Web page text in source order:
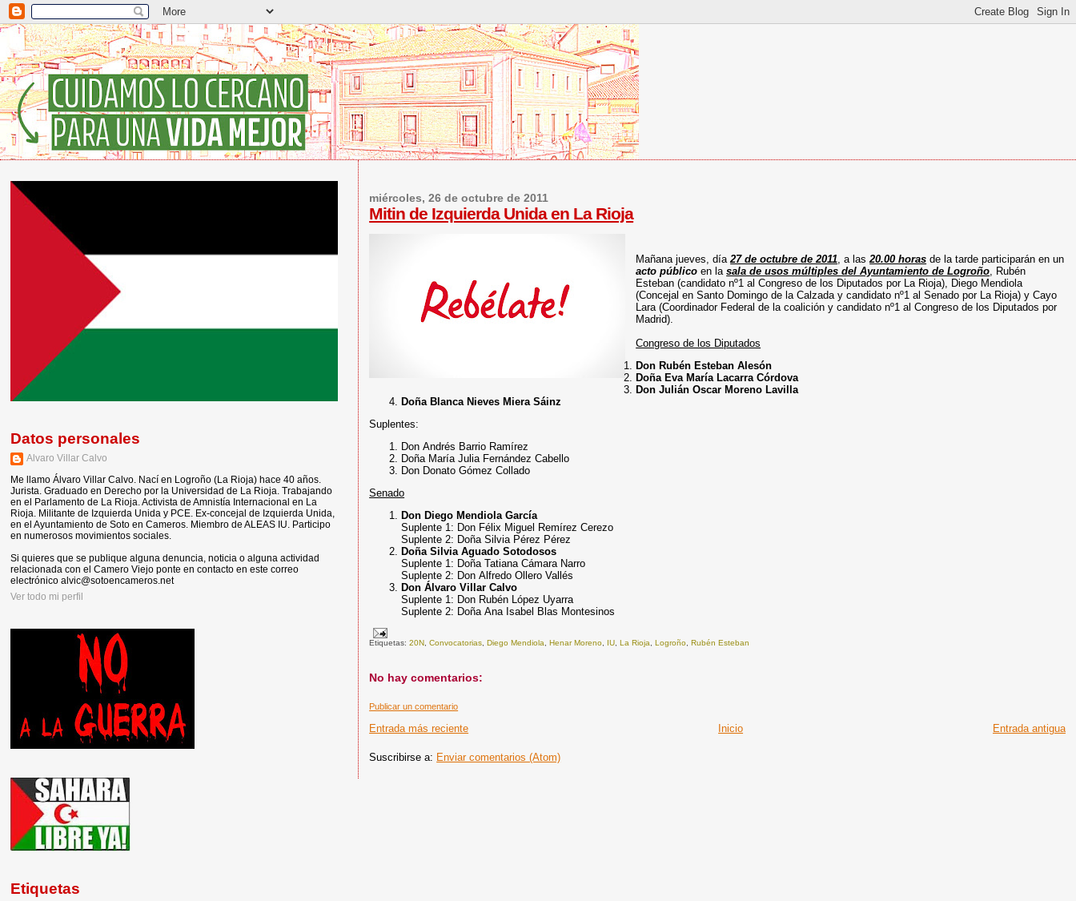
miércoles, 26 de octubre de 2011
Mitin de Izquierda Unida en La Rioja
Mañana jueves, día27 de octubre de 2011, a las20.00 horas de la tarde participarán en un
acto público en lasala de usos múltiples del Ayuntamiento de Logroño, Rubén
Esteban (candidato nº1 al Congreso de los Diputados por La Rioja), Diego Mendiola
(Concejal en Santo Domingo de la Calzada y candidato nº1 al Senado por La Rioja) y Cayo
Lara (Coordinador Federal de la coalición y candidato nº1 al Congreso de los Diputados por
Madrid).
Congreso de los Diputados
Don Rubén Esteban Alesón
Doña Eva María Lacarra Córdova
Don Julián Oscar Moreno Lavilla
Doña Blanca Nieves Miera Sáinz
Suplentes:
Don Andrés Barrio Ramírez
Doña María Julia Fernández Cabello
Don Donato Gómez Collado
Senado
Don Diego Mendiola García
Suplente 1: Don Félix Miguel Remírez Cerezo
Suplente 2: Doña Silvia Pérez Pérez
Doña Silvia Aguado Sotodosos
Suplente 1: Doña Tatiana Cámara Narro
Suplente 2: Don Alfredo Ollero Vallés
Don Álvaro Villar Calvo
Suplente 1: Don Rubén López Uyarra
Suplente 2: Doña Ana Isabel Blas Montesinos
Etiquetas:20N ,Convocatorias ,Diego Mendiola ,Henar Moreno IU ,La Rioja ,Logroño ,Rubén Esteban
No hay comentarios:
Publicar un comentario
Entrada más reciente Entrada antigua
Inicio
Suscribirse a: Enviar comentarios (Atom)
Datos personales
Alvaro Villar Calvo
Me llamo Álvaro Villar Calvo. Nací en Logroño (La Rioja) hace 40 años.
Jurista. Graduado en Derecho por la Universidad de La Rioja. Trabajando
en el Parlamento de La Rioja. Activista de Amnistía Internacional en La
Rioja. Militante de Izquierda Unida y PCE. Ex-concejal de Izquierda Unida,
en el Ayuntamiento de Soto en Cameros. Miembro de ALEAS IU. Participo
en numerosos movimientos sociales.
Si quieres que se publique alguna denuncia, noticia o alguna actividad
relacionada con el Camero Viejo ponte en contacto en este correo
electrónico alvic@sotoencameros.net
Ver todo mi perfil
Etiquetas